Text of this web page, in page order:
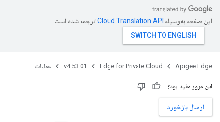
این صفحه به‌وسیله ترجمه شده است.
Apigee Edge
Edge for Private Cloud
v4.53.01 عملیات
این مرور مفید بود؟
ارسال بازخورد